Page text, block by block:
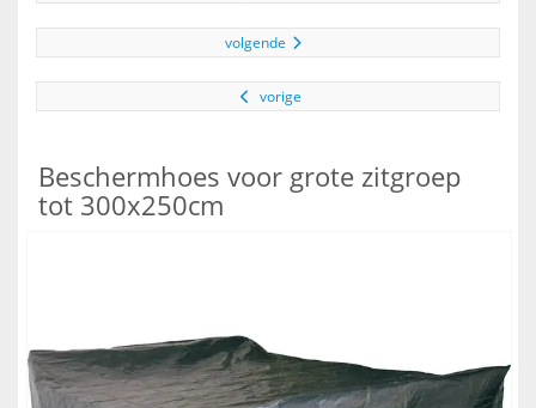
volgende
vorige
Beschermhoes voor grote zitgroep
tot 300x250cm